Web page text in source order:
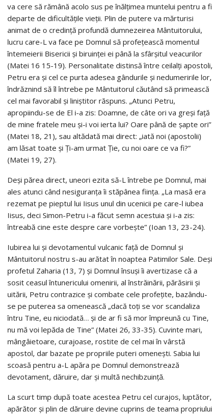
va cere să rămână acolo sus pe înălțimea muntelui pentru a fi
departe de dificultățile vieții. Plin de putere va mărturisi
animat de o credință profundă dumnezeirea Mântuitorului,
lucru care-L va face pe Domnul să profețească momentul
întemeierii Bisericii și biruinței ei până la sfârșitul veacurilor
(Matei 16 15-19). Personalitate distinsă între ceilalți apostoli,
Petru era și cel ce purta adesea gândurile și nedumeririle lor,
îndrăznind să îl întrebe pe Mântuitorul căutând să primească
cel mai favorabil și liniștitor răspuns. „Atunci Petru,
apropiindu-se de El i-a zis: Doamne, de câte ori va greși față
de mine fratele meu și-i voi ierta lui? Oare până de șapte ori”
(Matei 18, 21), sau altădată mai direct: „iată noi (apostolii)
am lăsat toate și Ți-am urmat Ție, cu noi oare ce va fi?”
(Matei 19, 27).
Deși părea direct, uneori ezita să-L întrebe pe Domnul, mai
ales atunci când nesiguranța îi stăpânea ființa. „La masă era
rezemat pe pieptul lui Iisus unul din ucenicii pe care-l iubea
Iisus, deci Simon-Petru i-a făcut semn acestuia și i-a zis:
întreabă cine este despre care vorbește” (Ioan 13, 23-24).
Iubirea lui și devotamentul vulcanic față de Domnul și
Mântuitorul nostru s-au arătat în noaptea Patimilor Sale. Deși
profetul Zaharia (13, 7) și Domnul însuși îi avertizase că a
sosit ceasul întunericului omenirii, al înstrăinării, părăsirii și
uitării, Petru contrazice și combate cele profețite, bazându-
se pe puterea sa omenească „dacă toți se vor scandaliza
întru Tine, eu niciodată… și de ar fi să mor împreună cu Tine,
nu mă voi lepăda de Tine” (Matei 26, 33-35). Cuvinte mari,
mângâietoare, curajoase, rostite de cel mai în vârstă
apostol, dar bazate pe propriile puteri omenești. Sabia lui
scoasă pentru a-L apăra pe Domnul demonstrează
devotament, dăruire, dar și multă nechibzuință.
La scurt timp după toate acestea Petru cel curajos, luptător,
apărător și plin de dăruire devine cuprins de teama propriului